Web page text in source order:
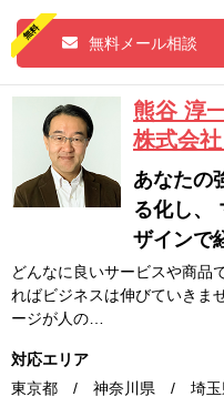
無料メール相談
熊谷 淳
株式会
あなたの
る化し、
ザインで
どんなに良いサービスや商品
ればビジネスは伸びていきま
ージが人の…
対応エリア
東京都 / 神奈川県 / 埼